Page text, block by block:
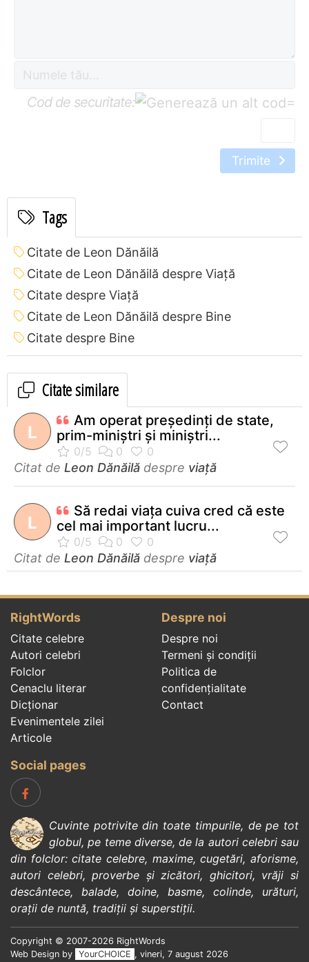
Cod de securitate: =
Trimite
Tags
Citate de Leon Dănăilă
Citate de Leon Dănăilă despre Viață
Citate despre Viață
Citate de Leon Dănăilă despre Bine
Citate despre Bine
Citate similare
L
Am operat preşedinţi de state,
prim-miniştri şi miniştri...
Citat de Leon Dănăilă despre viață
L
Să redai viaţa cuiva cred că este
cel mai important lucru...
Citat de Leon Dănăilă despre viață
RightWords
Citate celebre
Autori celebri
Folclor
Cenaclu literar
Dicționar
Evenimentele zilei
Articole
Despre noi
Despre noi
Termeni și condiții
Politica de
confidenţialitate
Contact
Social pages
Cuvinte potrivite din toate timpurile, de pe tot
globul, pe teme diverse, de la autori celebrisau
din folclor:citate celebre, maxime,cugetări,aforisme,
autori celebri,proverbe și zicători, ghicitori, vrăji si
descântece, balade, doine, basme, colinde, urături,
orații de nuntă, tradiții și superstiții.
Copyright © 2007-2026 RightWords
Web Design by
YourCHOICE , vineri, 7 august 2026